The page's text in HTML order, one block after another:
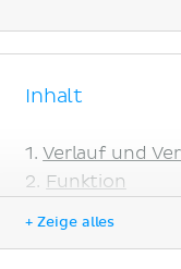
Inhalt
Verlauf und
Funktion
+ Zeige alles